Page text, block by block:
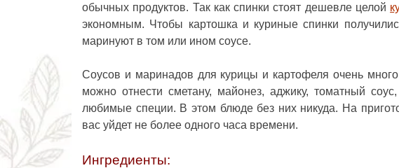
обычных продуктов. Так как спинки стоят дешевле целой
экономным. Чтобы картошка и куриные спинки
маринуют в том или ином соусе.
Соусов и маринадов для курицы и картофеля очень
можно отнести сметану, майонез, аджику, томатный
любимые специи. В этом блюде без них никуда. На
вас уйдет не более одного часа времени.
Ингредиенты: